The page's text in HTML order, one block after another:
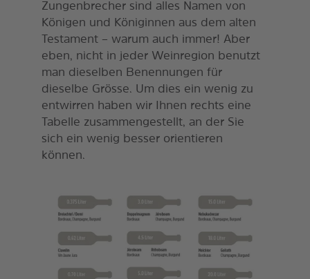
Zungenbrecher sind alles Namen von
Königen und Königinnen aus dem alten
Testament – warum auch immer! Aber
eben, nicht in jeder Weinregion benutzt
man dieselben Benennungen für
dieselbe Grösse. Um dies ein wenig zu
entwirren haben wir Ihnen rechts eine
Tabelle zusammengestellt, an der Sie
sich ein wenig besser orientieren
können.